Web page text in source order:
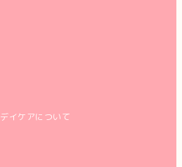
デイケアについて